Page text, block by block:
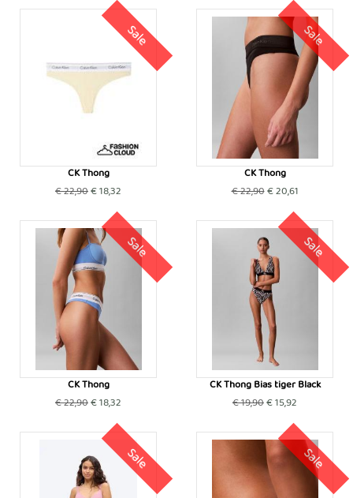
Sale
CK Thong
€ 22,90€ 18,32
Sale
CK Thong
€ 22,90€ 20,61
Sale
CK Thong
€ 22,90€ 18,32
Sale
CK Thong Bias tiger Black
€ 19,90€ 15,92
Sale Sale